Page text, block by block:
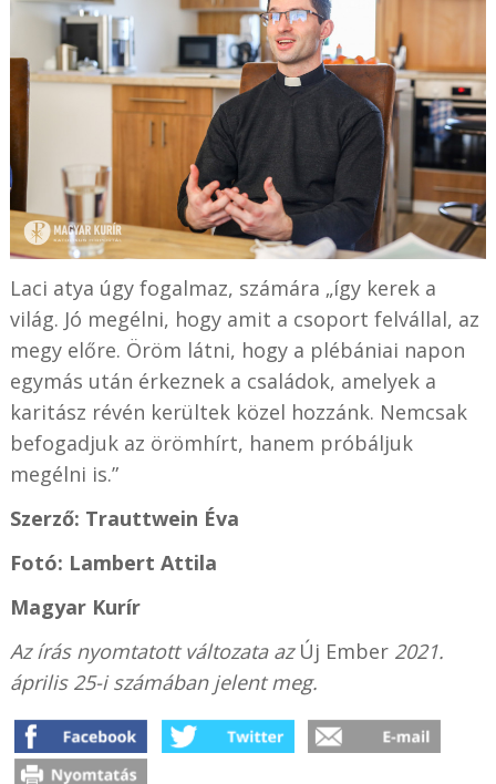
Laci atya úgy fogalmaz, számára „így kerek a
világ. Jó megélni, hogy amit a csoport felvállal, az
megy előre. Öröm látni, hogy a plébániai napon
egymás után érkeznek a családok, amelyek a
karitász révén kerültek közel hozzánk. Nemcsak
befogadjuk az örömhírt, hanem próbáljuk
megélni is.”
Szerző: Trauttwein Éva
Fotó: Lambert Attila
Magyar Kurír
Az írás nyomtatott változata az Új Ember2021.
április 25-i számában jelent meg.